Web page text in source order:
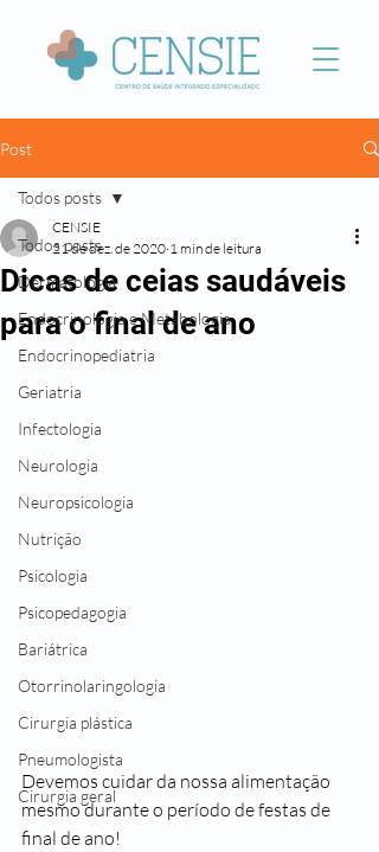
Post
Todos posts
Dermatologia
Endocrinologia e Metabologia
Endocrinopediatria
Geriatria
Infectologia
Neurologia
Neuropsicologia
Nutrição
Psicologia
Psicopedagogia
Bariátrica
Otorrinolaringologia
Cirurgia plástica
Pneumologista
Cirurgia geral
Todos posts
Dicas de ceias saudáveis
para o final de ano
CENSIE
21 de dez. de 2020 1 min de leitura
Devemos cuidar da nossa alimentação
mesmo durante o período de festas de
final de ano!